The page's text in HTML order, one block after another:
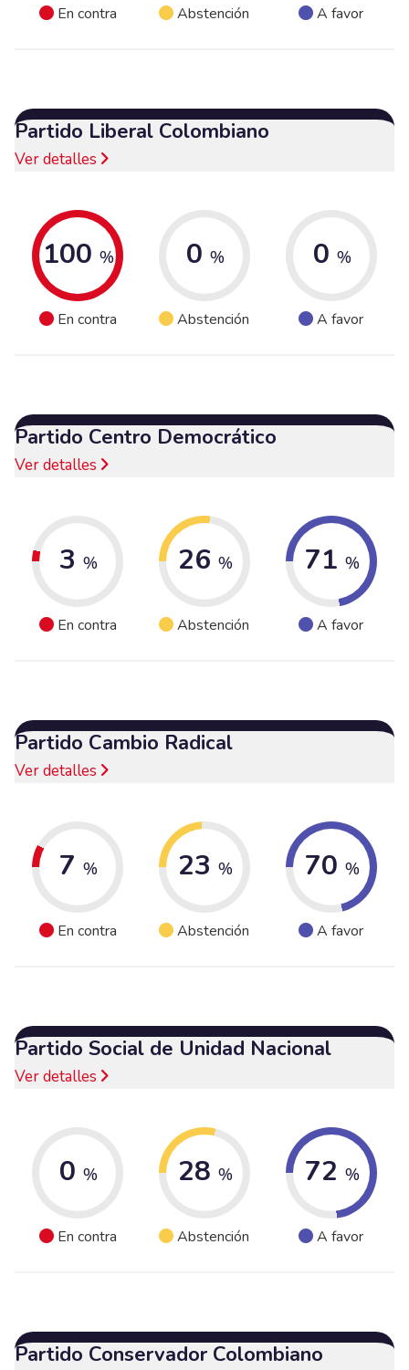
En contra Abstención A favor
Partido Liberal Colombiano
Ver detalles
100 %
En contra
0 %
Abstención
0 %
A favor
Partido Centro Democrático
Ver detalles
3 %
En contra
26 %
Abstención
71 %
A favor
Partido Cambio Radical
Ver detalles
7 %
En contra
23 %
Abstención
70 %
A favor
Partido Social de Unidad Nacional
Ver detalles
0 %
En contra
28 %
Abstención
72 %
A favor
Partido Conservador Colombiano